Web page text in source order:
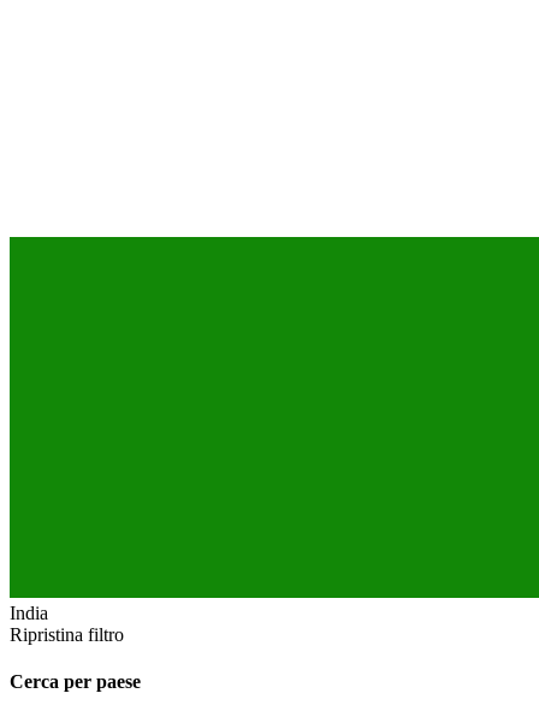
India
Ripristina filtro
Cerca per paese